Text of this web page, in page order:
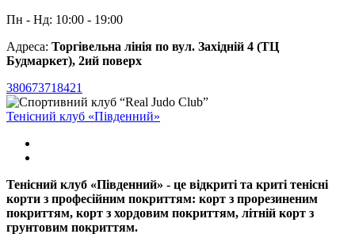
Пн - Нд: 10:00 - 19:00
Адреса: Торгівельна лінія по вул. Західній 4 (ТЦ
Будмаркет), 2ий поверх
380673718421
Тенісний клуб «Південний»
Тенісний клуб «Південний» - це відкриті та криті тенісні
корти з професійним покриттям: корт з прорезиненим
покриттям, корт з хордовим покриттям, літній корт з
грунтовим покриттям.